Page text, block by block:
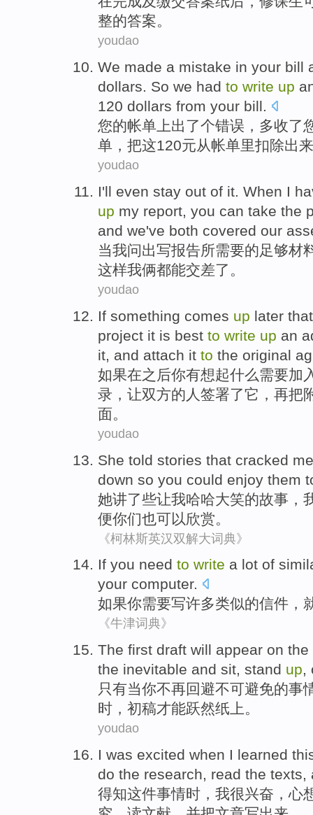
整的答案。
youdao
We made a mistake in your bill
dollars. So we had to write up
120 dollars from your bill.
您的帐单 上出了个错误 ， 多收了
单 ，把这120元从帐单里扣除出
youdao
I'll even stay out of it. When I
up my report, you can take the
and we've both covered our
当我问出写报告所需要的足够材
这样我俩都能交差了 。
youdao
If something comes up later
project it is best to write up an
it, and attach it to the original
如果在之后你有想起什么需要加
录 ， 让双方的 人签署了它， 再把
面。
youdao
She told stories that cracked me
down so you could enjoy them
她讲了些让我哈哈大笑的故事 ，
便你们也可以 欣赏 。
《柯林斯英汉双解大词典》
If you need to write a lot of
your computer.
如果你需要写许多类似的信件 ，
《牛津词典》
The first draft will appear on
the inevitable and sit, stand up,
只有当你不再回避不可避免的事
时， 初稿才能跃然纸上。
youdao
I was excited when I learned
do the research, read the texts,
得知这件事情时， 我很兴奋，心